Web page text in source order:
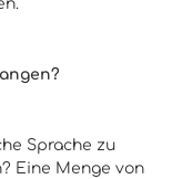
Sprache zu
Eine Menge von